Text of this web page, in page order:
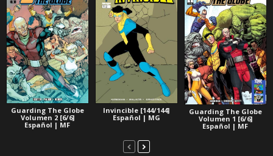
Guarding The Globe
Volumen 2 [6/6]
Español | MF
Invincible [144/144]
Español | MG
Guarding The Globe
Volumen 1 [6/6]
Español | MF